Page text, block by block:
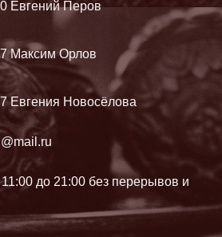
Евгений Перов
Максим Орлов
Евгения Новосёлова
до 21:00 без перерывов и